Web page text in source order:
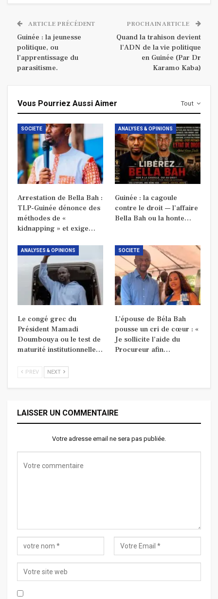
ARTICLE PRÉCÉDENT
Guinée : la jeunesse
politique, ou
l’apprentissage du
parasitisme.
PROCHAIN ARTICLE
Quand la trahison devient
l’ADN de la vie politique
en Guinée (Par Dr
Karamo Kaba)
Tout
Vous Pourriez Aussi Aimer
SOCIETE
Arrestation de Bella Bah :
TLP-Guinée dénonce des
méthodes de «
kidnapping » et exige…
ANALYSES & OPINIONS
Guinée : la cagoule
contre le droit — l’affaire
Bella Bah ou la honte…
ANALYSES & OPINIONS
Le congé grec du
Président Mamadi
Doumbouya ou le test de
maturité institutionnelle…
SOCIETE
L’épouse de Béla Bah
pousse un cri de cœur : «
Je sollicite l’aide du
Procureur afin…
PREV NEXT
LAISSER UN COMMENTAIRE
Votre adresse email ne sera pas publiée.